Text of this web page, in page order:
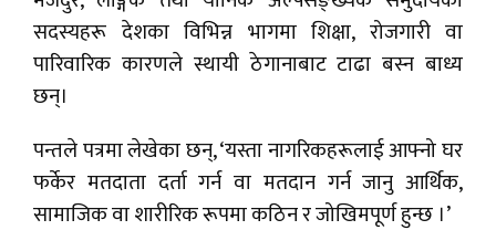
सदस्यहरू देशका विभिन्न भागमा शिक्षा, रोजगारी वा
पारिवारिक कारणले स्थायी ठेगानाबाट टाढा बस्न बाध्य
छन्।
पन्तले पत्रमा लेखेका छन्, ‘यस्ता नागरिकहरूलाई आफ्नो घर
फर्केर मतदाता दर्ता गर्न वा मतदान गर्न जानु आर्थिक,
सामाजिक वा शारीरिक रूपमा कठिन र जोखिमपूर्ण हुन्छ ।’